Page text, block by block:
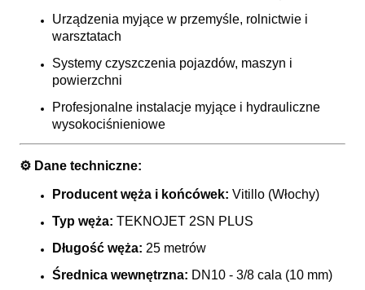
Urządzenia myjące w przemyśle, rolnictwie i
warsztatach
Systemy czyszczenia pojazdów, maszyn i
powierzchni
Profesjonalne instalacje myjące i hydrauliczne
wysokociśnieniowe
⚙️ Dane techniczne:
Producent węża i końcówek: Vitillo (Włochy)
Typ węża: TEKNOJET 2SN PLUS
Długość węża: 25 metrów
Średnica wewnętrzna: DN10 - 3/8 cala (10 mm)